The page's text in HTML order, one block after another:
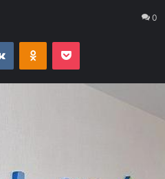
0
VKontakteOdnoklassniki
Pocket